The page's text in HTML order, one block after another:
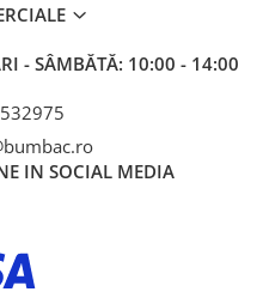
- SÂMBĂTĂ: 10:00 - 14:00
IN SOCIAL MEDIA